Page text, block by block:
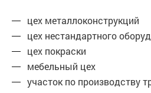
цех металлоконструкций
цех нестандартного
цех покраски
мебельный цех
участок по производству